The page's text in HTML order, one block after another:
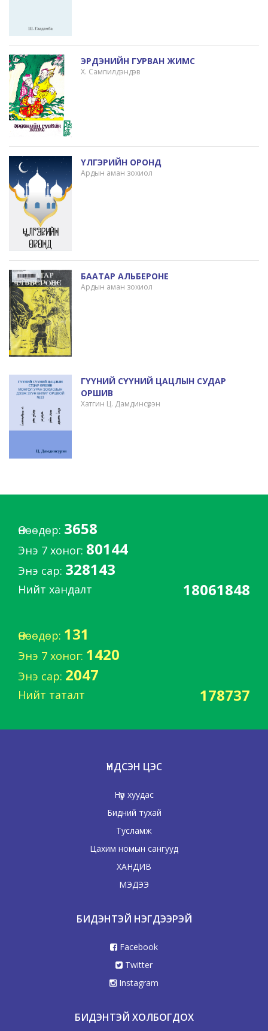
ЭРДЭНИЙН ГУРВАН ЖИМС
Х. Сампилдэндэв
ҮЛГЭРИЙН ОРОНД
Ардын аман зохиол
БААТАР АЛЬБЕРОНЕ
Ардын аман зохиол
ГҮҮНИЙ СҮҮНИЙ ЦАЦЛЫН СУДАР
ОРШИВ
Хатгин Ц. Дамдинсүрэн
Өнөөдөр: 3658
Энэ 7 хоног: 80144
Энэ сар: 328143
Нийт хандалт 18061848
Өнөөдөр: 131
Энэ 7 хоног: 1420
Энэ сар: 2047
Нийт таталт 178737
ҮНДСЭН ЦЭС
Нүүр хуудас
Бидний тухай
Тусламж
Цахим номын сангууд
ХАНДИВ
МЭДЭЭ
БИДЭНТЭЙ НЭГДЭЭРЭЙ
Facebook
Twitter
Instagram
БИДЭНТЭЙ ХОЛБОГДОХ